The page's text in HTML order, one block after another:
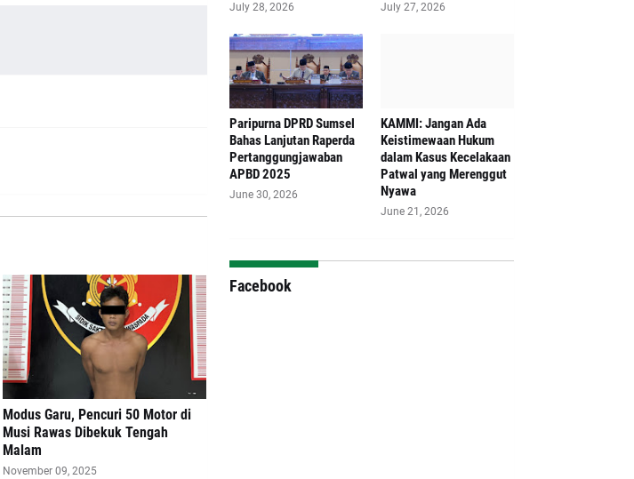
Modus Garu, Pencuri 50 Motor di
Musi Rawas Dibekuk Tengah
Malam
November 09, 2025
July 28, 2026 July 27, 2026
Paripurna DPRD Sumsel
Bahas Lanjutan Raperda
Pertanggungjawaban
APBD 2025
June 30, 2026
‎KAMMI: Jangan Ada
Keistimewaan Hukum
dalam Kasus Kecelakaan
Patwal yang Merenggut
Nyawa
June 21, 2026
Facebook